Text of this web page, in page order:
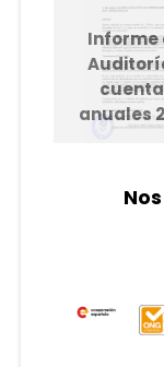
Informe
anuales